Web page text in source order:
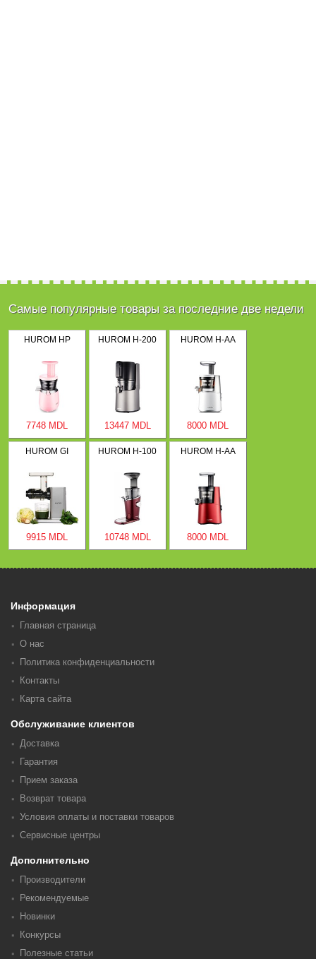
Самые популярные товары за последние две недели
HUROM HP
7748 MDL
HUROM H-200
13447 MDL
HUROM H-AA
8000 MDL
HUROM GI
9915 MDL
HUROM H-100
10748 MDL
HUROM H-AA
8000 MDL
Информация
Главная страница
О нас
Политика конфиденциальности
Контакты
Карта сайта
Обслуживание клиентов
Доставка
Гарантия
Прием заказа
Возврат товара
Условия оплаты и поставки товаров
Сервисные центры
Дополнительно
Производители
Рекомендуемые
Новинки
Конкурсы
Полезные статьи